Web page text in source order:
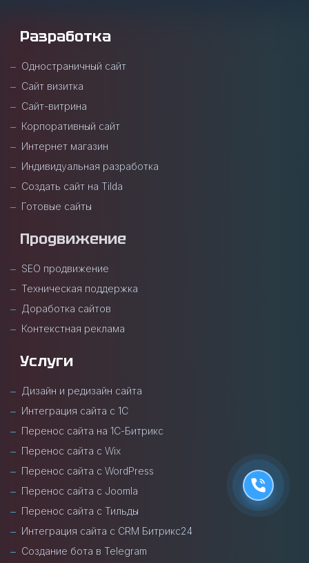
Разработка
Одностраничный сайт
Сайт визитка
Сайт-витрина
Корпоративный сайт
Интернет магазин
Индивидуальная разработка
Создать сайт на Tilda
Готовые сайты
Продвижение
SEO продвижение
Техническая поддержка
Доработка сайтов
Контекстная реклама
Услуги
Дизайн и редизайн сайта
Интеграция сайта с 1С
Перенос сайта на 1С-Битрикс
Перенос сайта с Wix
Перенос сайта с WordPress
Перенос сайта с Joomla
Перенос сайта с Тильды
Интеграция сайта с CRM Битрикс24
Создание бота в Telegram